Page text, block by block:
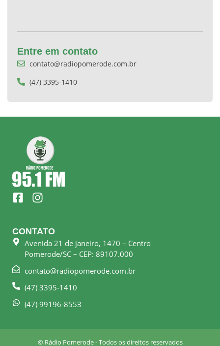
Entre em contato
contato@radiopomerode.com.br
(47) 3395-1410
F
a
e
b
o
k
s
q
a
I
n
t
a
g
r
a
m
CONTATO
Avenida 21 de janeiro, 1470 – Centro
Pomerode/SC – CEP: 89107.000
contato@radiopomerode.com.br
(47) 3395-1410
(47) 99196-8553
© Rádio Pomerode - Todos os direitos reservados